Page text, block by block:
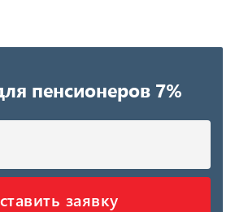
пенсионеров 7%
заявку